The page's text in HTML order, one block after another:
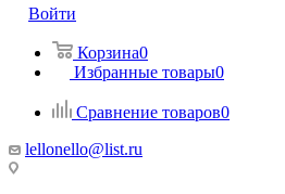
Войти
Корзина0
Избранные товары0
Сравнение товаров0
lellonello@list.ru